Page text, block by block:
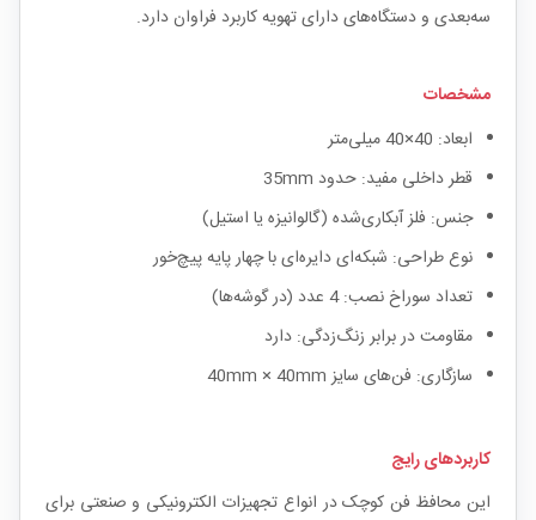
سه‌بعدی و دستگاه‌های دارای تهویه کاربرد فراوان دارد.
مشخصات
ابعاد: 40×40 میلی‌متر
قطر داخلی مفید: حدود 35mm
جنس: فلز آبکاری‌شده (گالوانیزه یا استیل)
نوع طراحی: شبکه‌ای دایره‌ای با چهار پایه پیچ‌خور
تعداد سوراخ نصب: 4 عدد (در گوشه‌ها)
مقاومت در برابر زنگ‌زدگی: دارد
سازگاری: فن‌های سایز 40mm × 40mm
کاربردهای رایج
این محافظ فن کوچک در انواع تجهیزات الکترونیکی و صنعتی برای